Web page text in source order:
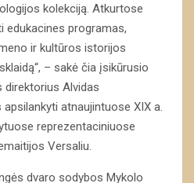
kolekciją. Atkurtose
edukacines programas,
ir kultūros istorijos
– sakė čia įsikūrusio
direktorius Alvidas
atnaujintuose XIX a.
reprezentaciniuose
Versaliu.
dvaro sodybos Mykolo